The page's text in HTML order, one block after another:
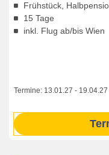
Frühstück,
15 Tage
inkl. Flug ab/bis Wien
Termine: 13.01.27 - 19.04.27